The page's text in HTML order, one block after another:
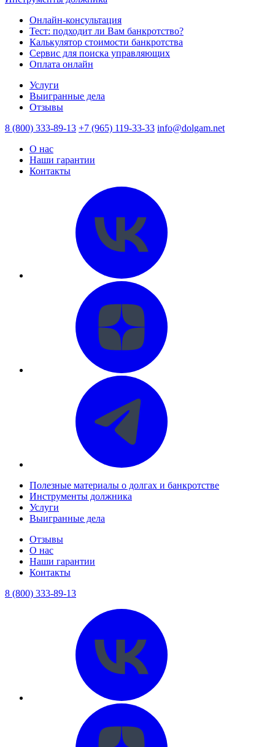
Онлайн-консультация
Тест: подходит ли Вам банкротство?
Калькулятор стоимости банкротства
Сервис для поиска управляющих
Оплата онлайн
Услуги
Выигранные дела
Отзывы
8 (800) 333-89-13 +7 (965) 119-33-33 info@dolgam.net
О нас
Наши гарантии
Контакты
Полезные материалы о долгах и банкротстве
Инструменты должника
Услуги
Выигранные дела
Отзывы
О нас
Наши гарантии
Контакты
8 (800) 333-89-13